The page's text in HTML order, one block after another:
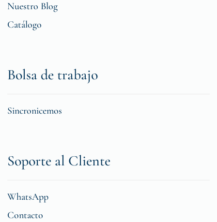
Nuestro Blog
Catálogo
Bolsa de trabajo
Sincronicemos
Soporte al Cliente
WhatsApp
Contacto